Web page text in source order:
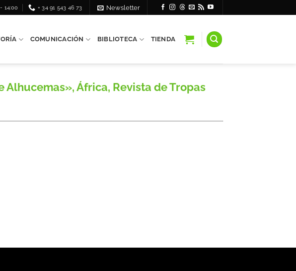
14:00 + 34 91 543 46 73 Newsletter
COMUNICACIÓN BIBLIOTECA TIENDA
Alhucemas», África, Revista de Tropas